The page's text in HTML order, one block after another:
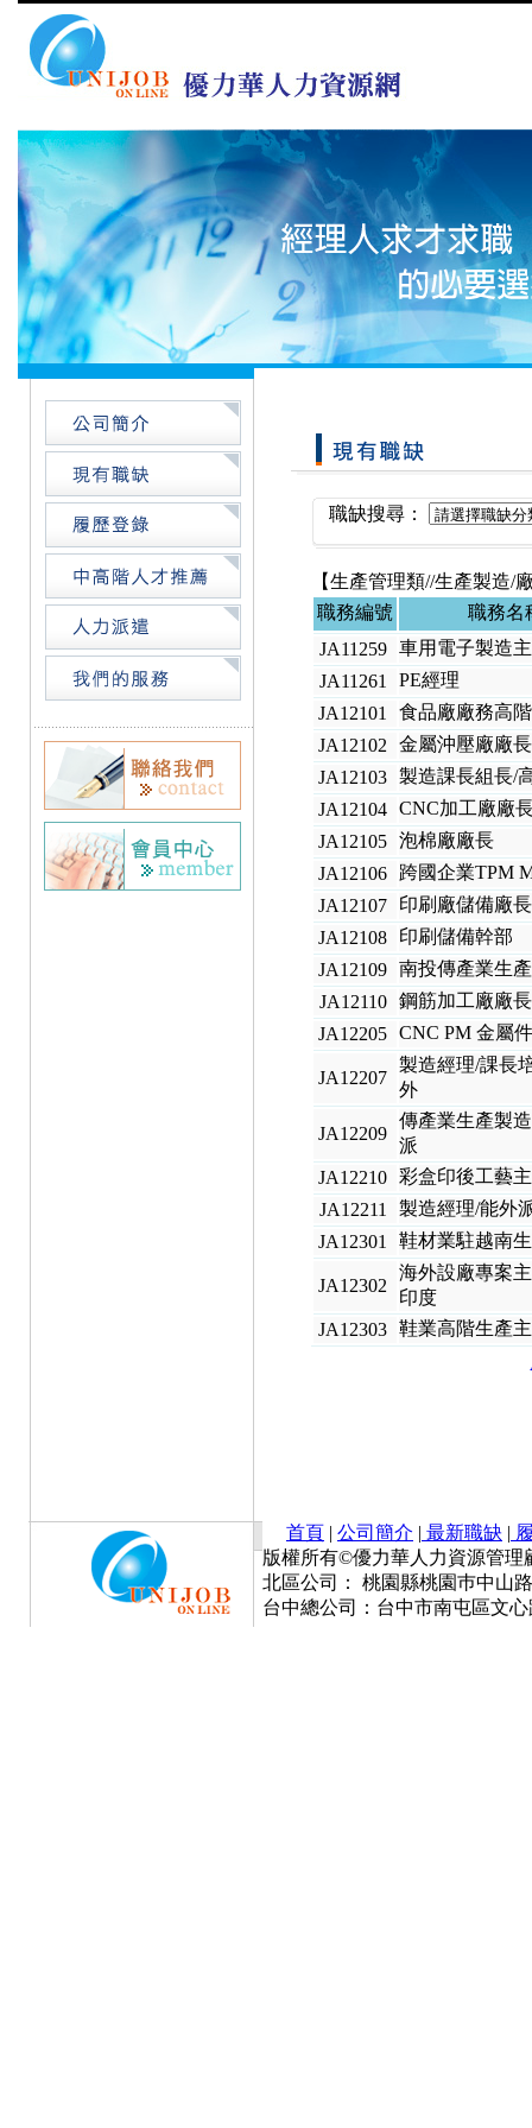
職缺搜尋：
【生產管理類//生產製造/
職務編號
職務名
JA11259 車用電子製造
JA11261
PE經理
JA12101
食品廠廠務高
JA12102
金屬沖壓廠廠
JA12103 製造課長組長/
JA12104 CNC加工廠廠
JA12105 泡棉廠廠長
JA12106
跨國企業TPM
JA12107
印刷廠儲備廠
JA12108
印刷儲備幹部
JA12109 南投傳產業生
JA12110 鋼筋加工廠廠
JA12205 CNC PM 金屬
JA12207
製造經理/課長
外
JA12209
傳產業生產製
派
JA12210 彩盒印後工藝
JA12211
製造經理/能外
JA12301
鞋材業駐越南
JA12302
海外設廠專案
印度
JA12303 鞋業高階生產
首頁 | 公司簡介 | 最新職缺 |
版權所有©優力華人力資源管理
北區公司： 桃園縣桃園巿中山
台中總公司：台中市南屯區文